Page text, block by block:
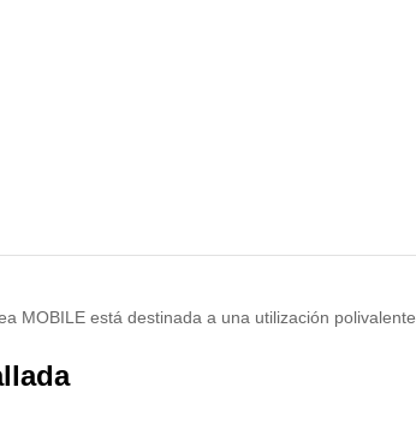
MOBILE está destinada a una utilización polivalente.